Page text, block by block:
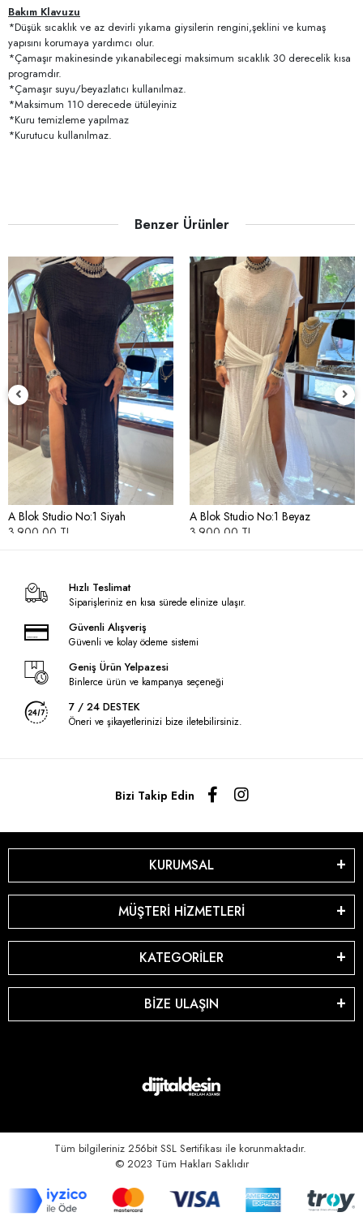
Bakım Klavuzu
*Düşük sıcaklık ve az devirli yıkama giysilerin rengini,şeklini ve kumaş
yapısını korumaya yardımcı olur.
*Çamaşır makinesinde yıkanabilecegi maksimum sıcaklık 30 derecelik kısa
programdır.
*Çamaşır suyu/beyazlatıcı kullanılmaz.
*Maksimum 110 derecede ütüleyiniz
*Kuru temizleme yapılmaz
*Kurutucu kullanılmaz.
Benzer Ürünler
A Blok Studio No:1 Siyah
3.900,00 TL
A Blok Studio No:1 Beyaz
3.900,00 TL
Hızlı Teslimat
Siparişleriniz en kısa sürede elinize ulaşır.
Güvenli Alışveriş
Güvenli ve kolay ödeme sistemi
Geniş Ürün Yelpazesi
Binlerce ürün ve kampanya seçeneği
7 / 24 DESTEK
Öneri ve şikayetlerinizi bize iletebilirsiniz.
Bizi Takip Edin
KURUMSAL
MÜŞTERİ HİZMETLERİ
KATEGORİLER
BİZE ULAŞIN
Tüm bilgileriniz 256bit SSL Sertifikası ile korunmaktadır.
© 2023 Tüm Hakları Saklıdır